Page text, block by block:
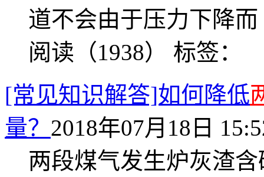
道不会由于压力下降而
阅读（1938） 标签：
[常见知识解答]如何降低
量？ 2018年07月18日
两段煤气发生炉灰渣